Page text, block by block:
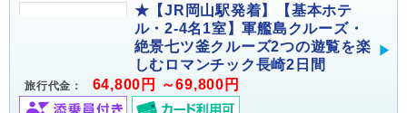
★【JR岡山駅発着】【基本ホテ
ル・2-4名1室】軍艦島クルーズ・
絶景七ツ釜クルーズ2つの遊覧を楽
しむロマンチック長崎2日間
旅行代金： 64,800円 ～69,800円